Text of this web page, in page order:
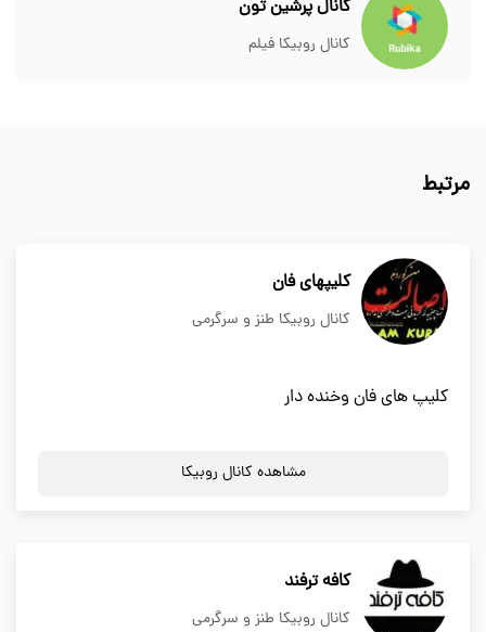
کانال پرشین تون
کانال روبیکا فیلم
مرتبط
کلیپهای فان
کانال روبیکا طنز و سرگرمی
کلیپ های فان وخنده دار
مشاهده کانال روبیکا
کافه ترفند
کانال روبیکا طنز و سرگرمی